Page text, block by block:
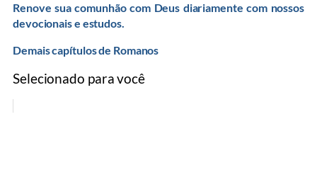
Renove sua comunhão com Deus diariamente com nossos
devocionais e estudos.
Demais capítulos de Romanos
Selecionado para você